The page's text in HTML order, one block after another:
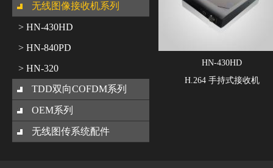
无线图像接收机系列
> HN-430HD
> HN-840PD
> HN-320
TDD双向COFDM系列
OEM系列
无线图传系统配件
HN-430HD
H.264 手持式接收机